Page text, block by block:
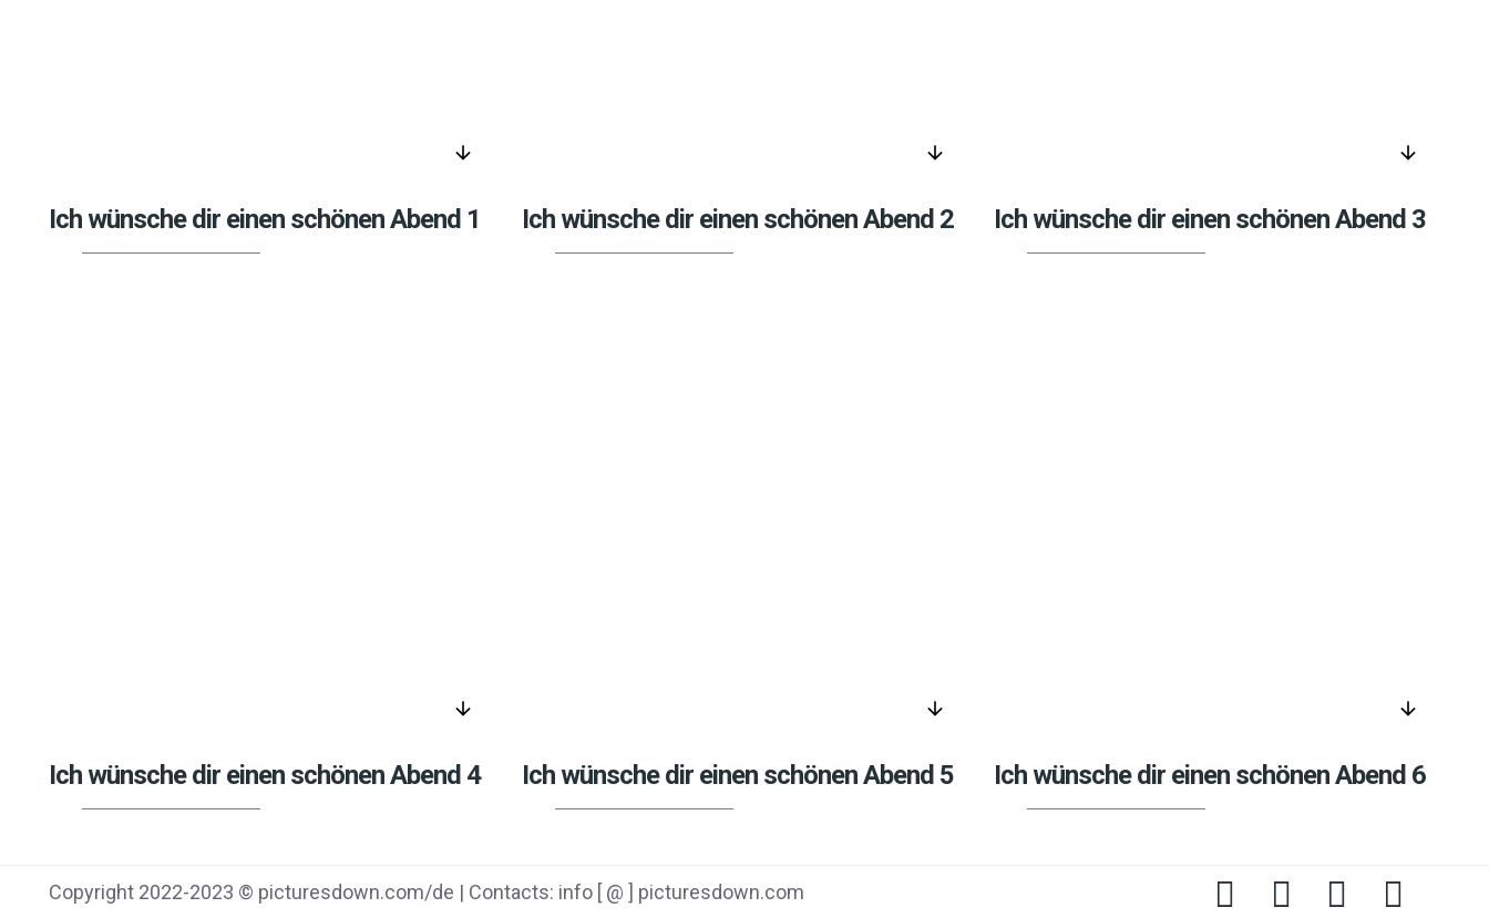
arrow_downward
Ich wünsche dir einen schönen Abend 1
arrow_downward
Ich wünsche dir einen schönen Abend 2
arrow_downward
Ich wünsche dir einen schönen Abend 3
arrow_downward
Ich wünsche dir einen schönen Abend 4
arrow_downward
Ich wünsche dir einen schönen Abend 5
arrow_downward
Ich wünsche dir einen schönen Abend 6
Copyright 2022-2023 © picturesdown.com/de | Contacts: info [ @ ] picturesdown.com